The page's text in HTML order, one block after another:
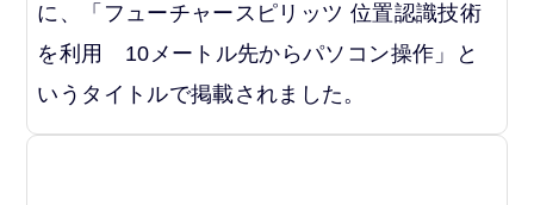
に、「フューチャースピリッツ 位置認識技術
を利用 10メートル先からパソコン操作」と
いうタイトルで掲載されました。